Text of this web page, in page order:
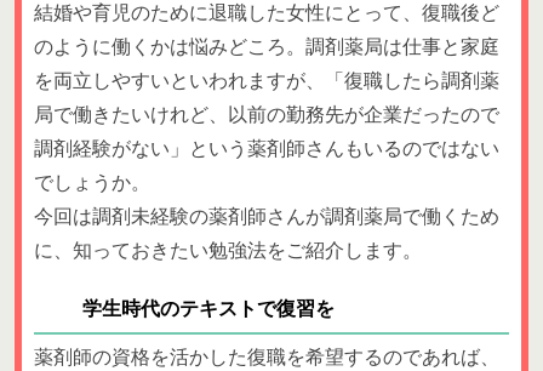
結婚や育児のために退職した女性にとって、復職後ど
のように働くかは悩みどころ。調剤薬局は仕事と家庭
を両立しやすいといわれますが、「復職したら調剤薬
局で働きたいけれど、以前の勤務先が企業だったので
調剤経験がない」という薬剤師さんもいるのではない
でしょうか。
今回は調剤未経験の薬剤師さんが調剤薬局で働くため
に、知っておきたい勉強法をご紹介します。
学生時代のテキストで復習を
薬剤師の資格を活かした復職を希望するのであれば、